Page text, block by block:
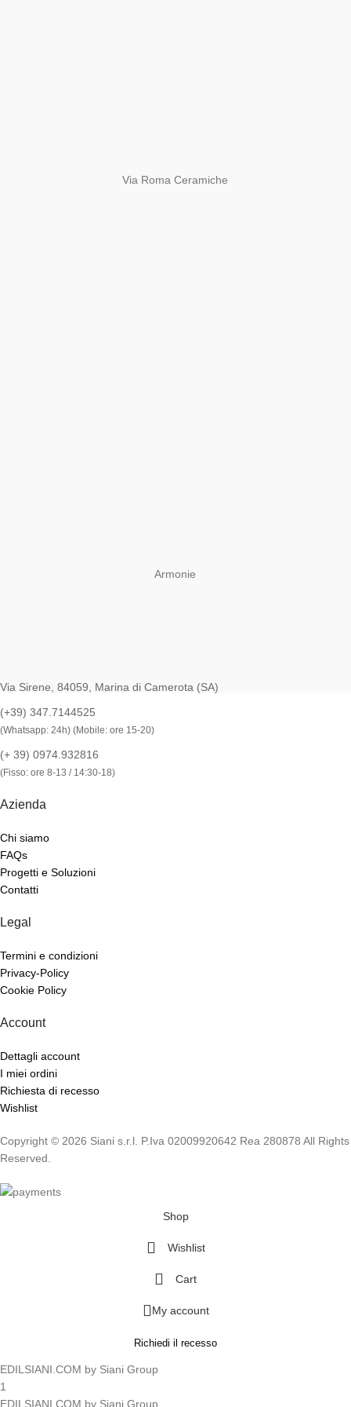
Via Roma Ceramiche
Armonie
Via Sirene, 84059, Marina di Camerota (SA)
(+39) 347.7144525
(Whatsapp: 24h) (Mobile: ore 15-20)
(+ 39) 0974.932816
(Fisso: ore 8-13 / 14:30-18)
Azienda
Chi siamo
FAQs
Progetti e Soluzioni
Contatti
Legal
Termini e condizioni
Privacy-Policy
Cookie Policy
Account
Dettagli account
I miei ordini
Richiesta di recesso
Wishlist
Copyright © 2026 Siani s.r.l. P.Iva 02009920642 Rea 280878 All Rights
Reserved.
Shop
Wishlist
Cart
My account
Richiedi il recesso
EDILSIANI.COM by Siani Group
1
EDILSIANI.COM by Siani Group